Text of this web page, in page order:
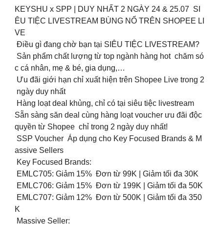
KEYSHU x SPP | DUY NHẤT 2 NGÀY 24 & 25.07 SI
ÊU TIỆC LIVESTREAM BÙNG NỔ TRÊN SHOPEE LI
VE
Điều gì đang chờ bạn tại SIÊU TIỆC LIVESTREAM?
Sản phẩm chất lượng từ top ngành hàng hot chăm só
c cá nhân, mẹ & bé, gia dụng,…
Ưu đãi giới hạn chỉ xuất hiện trên Shopee Live trong 2
ngày duy nhất
Hàng loạt deal khủng, chỉ có tại siêu tiệc livestream
Sẵn sàng săn deal cùng hàng loạt voucher ưu đãi độc
quyền từ Shopee chỉ trong 2 ngày duy nhất!
SSP Voucher Áp dụng cho Key Focused Brands & M
assive Sellers
Key Focused Brands:
EMLC705: Giảm 15% Đơn từ 99K | Giảm tối đa 30K
EMLC706: Giảm 15% Đơn từ 199K | Giảm tối đa 50K
EMLC707: Giảm 12% Đơn từ 500K | Giảm tối đa 350
K
Massive Seller: